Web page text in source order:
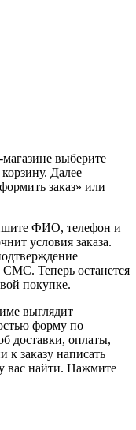
выберите
Далее
заказ» или
ФИО, телефон и
условия заказа.
СМС. Теперь останется
покупке.
выглядит
форму по
доставки, оплаты,
к заказу написать
вас найти. Нажмите